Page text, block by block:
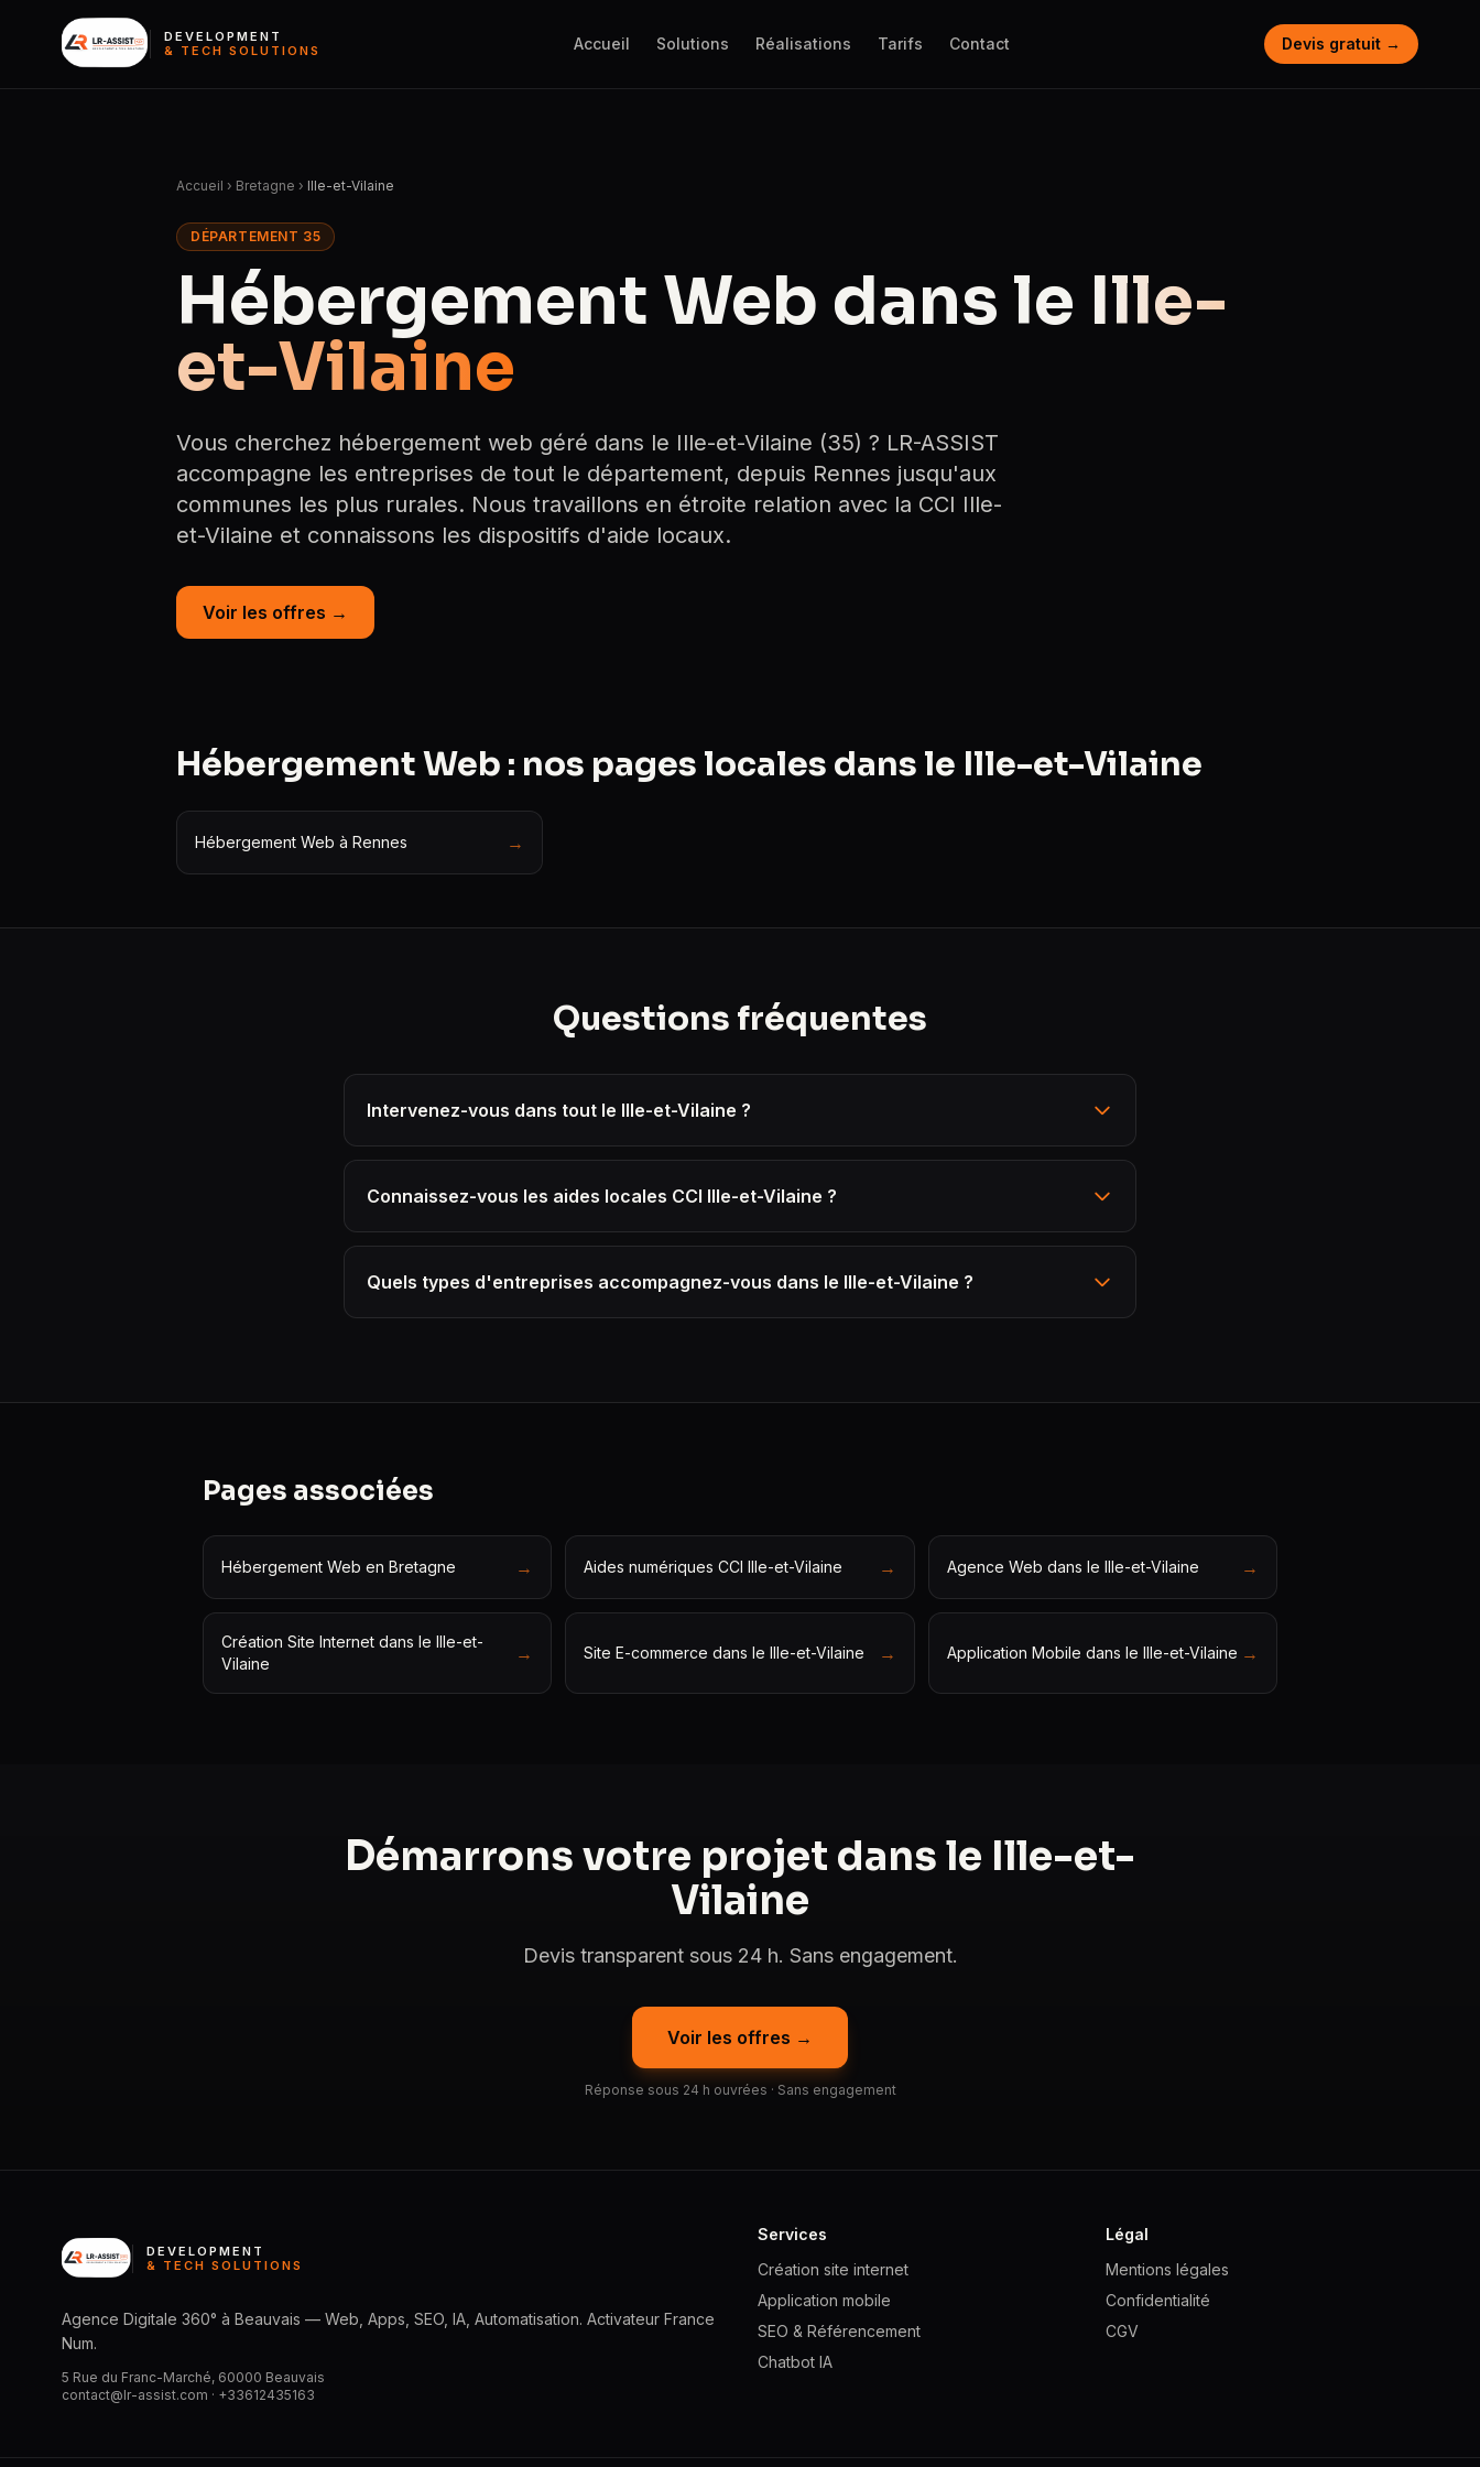
DEVELOPMENT
& TECH SOLUTIONS
Accueil Solutions Réalisations Tarifs Contact Devis gratuit →
Accueil › Bretagne › Ille-et-Vilaine
DÉPARTEMENT 35
Hébergement Web dans le Ille-
et-Vilaine
Vous cherchez hébergement web géré dans le Ille-et-Vilaine (35) ? LR-ASSIST
accompagne les entreprises de tout le département, depuis Rennes jusqu'aux
communes les plus rurales. Nous travaillons en étroite relation avec la CCI Ille-
et-Vilaine et connaissons les dispositifs d'aide locaux.
Voir les offres →
Hébergement Web : nos pages locales dans le Ille-et-Vilaine
Hébergement Web à Rennes →
Questions fréquentes
Intervenez-vous dans tout le Ille-et-Vilaine ?
Connaissez-vous les aides locales CCI Ille-et-Vilaine ?
Quels types d'entreprises accompagnez-vous dans le Ille-et-Vilaine ?
Pages associées
Hébergement Web en Bretagne → Aides numériques CCI Ille-et-Vilaine → Agence Web dans le Ille-et-Vilaine →
Création Site Internet dans le Ille-et-
Vilaine
→ Site E-commerce dans le Ille-et-Vilaine → Application Mobile dans le Ille-et-Vilaine →
Démarrons votre projet dans le Ille-et-
Vilaine
Devis transparent sous 24 h. Sans engagement.
Voir les offres →
Réponse sous 24 h ouvrées · Sans engagement
DEVELOPMENT
& TECH SOLUTIONS
Agence Digitale 360° à Beauvais — Web, Apps, SEO, IA, Automatisation. Activateur France
Num.
5 Rue du Franc-Marché, 60000 Beauvais
contact@lr-assist.com · +33612435163
Services
Création site internet
Application mobile
SEO & Référencement
Chatbot IA
Légal
Mentions légales
Confidentialité
CGV